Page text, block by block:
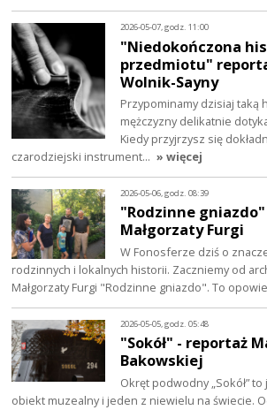
2026-05-07, godz. 11:00
"Niedokończona
przedmiotu"
Wolnik-Sayny
Przypominamy dzisiaj taką
mężczyzny delikatnie
Kiedy przyjrzysz się
czarodziejski instrument… » więcej
2026-05-06, godz. 08:39
"Rodzinne
Małgorzaty Furgi
W Fonosferze dziś o
rodzinnych i lokalnych historii. Zaczniemy od
Małgorzaty Furgi "Rodzinne gniazdo". To
2026-05-05, godz. 05:48
"Sokół" - reportaż
Bakowskiej
Okręt podwodny „Sokół”
obiekt muzealny i jeden z niewielu na świecie.